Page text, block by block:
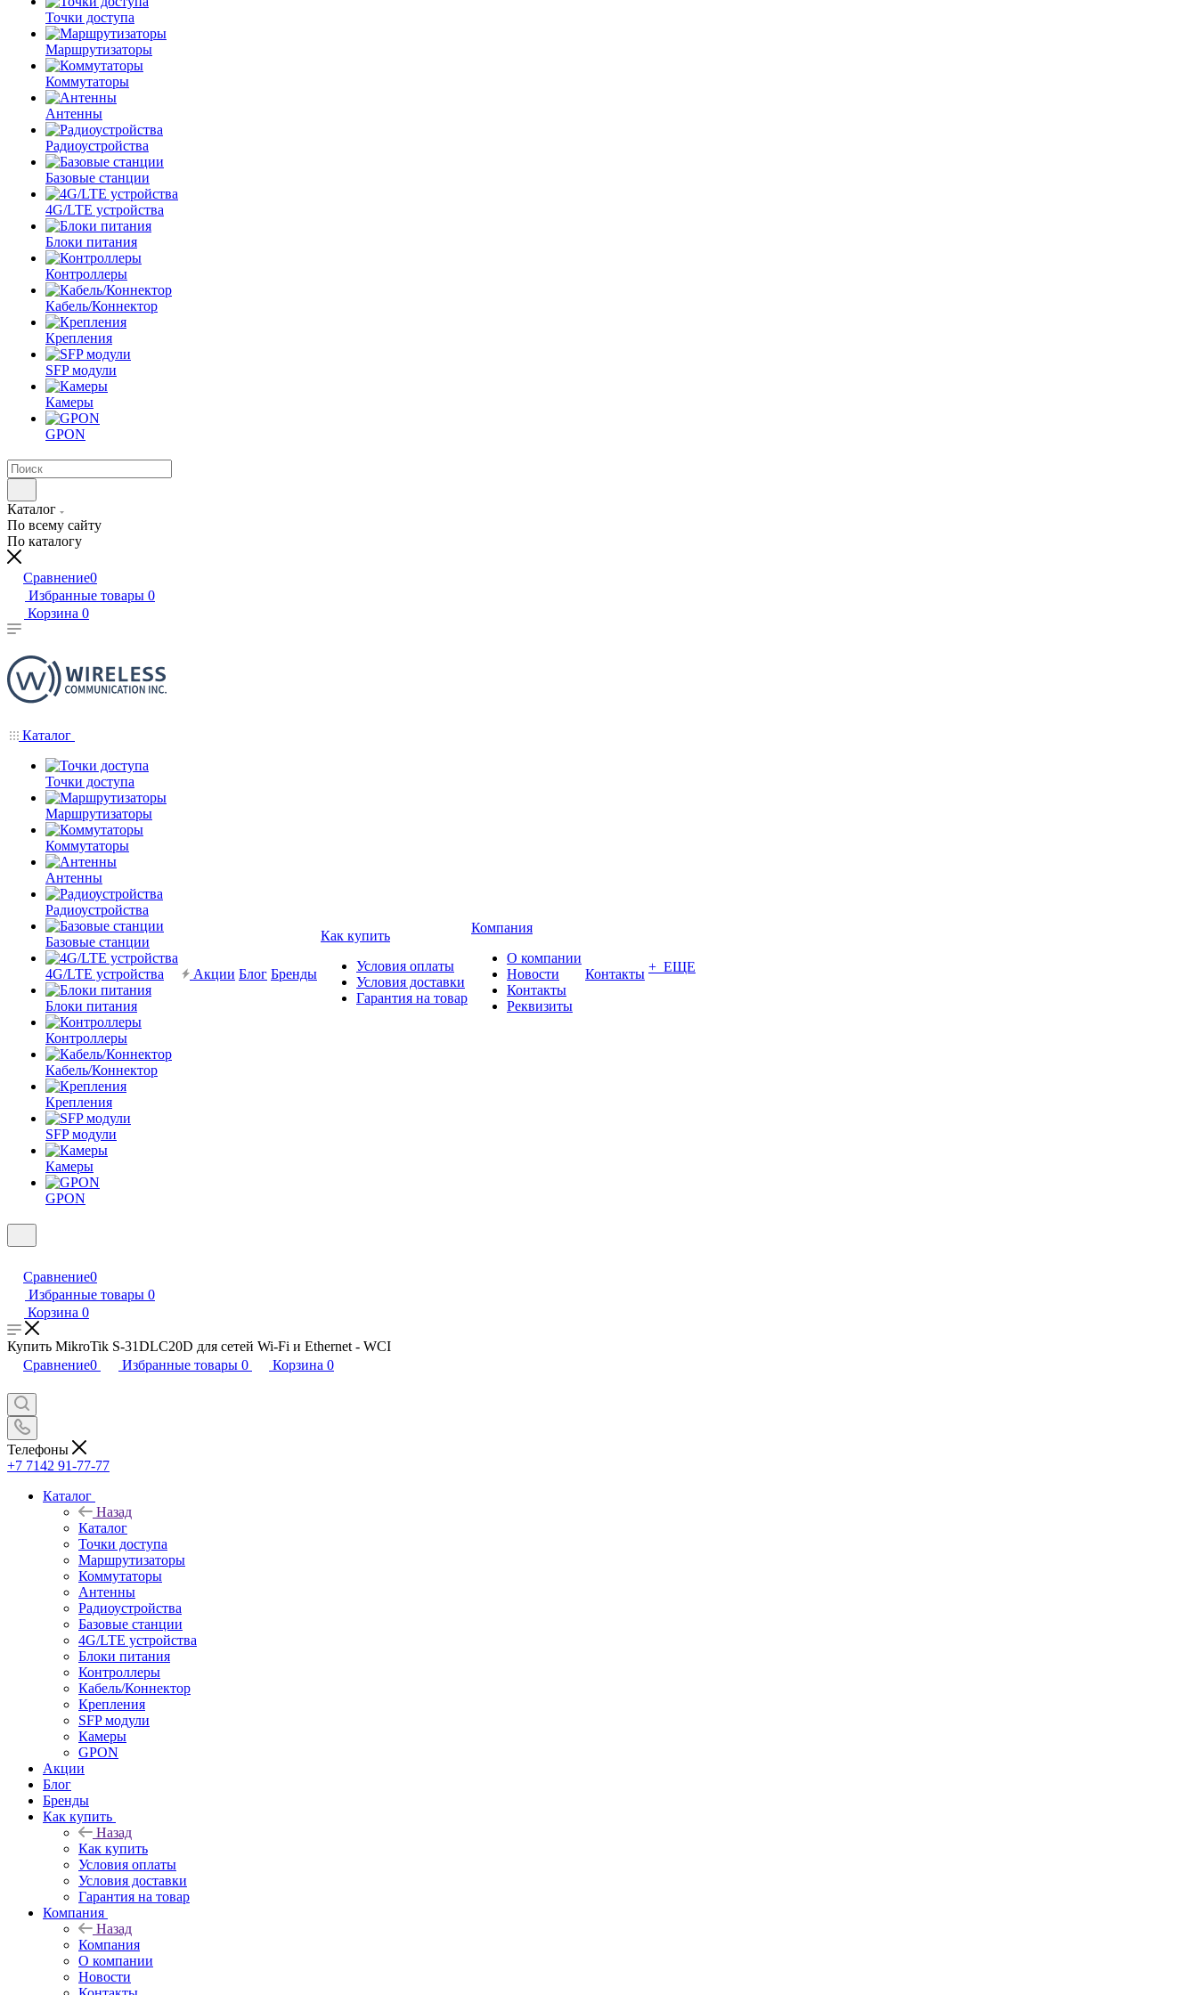
Точки доступа
Маршрутизаторы
Коммутаторы
Антенны
Радиоустройства
Базовые станции
4G/LTE устройства
Блоки питания
Контроллеры
Кабель/Коннектор
Крепления
SFP модули
Камеры
GPON
Каталог
По всему сайту
По каталогу
Сравнение0
Избранные товары 0
Корзина 0
Каталог
Точки доступа
Маршрутизаторы
Коммутаторы
Антенны
Радиоустройства
Базовые станции
4G/LTE устройства
Блоки питания
Контроллеры
Кабель/Коннектор
Крепления
SFP модули
Камеры
GPON
Акции Блог Бренды
Как купить
Условия оплаты
Условия доставки
Гарантия на товар
Компания
О компании
Новости
Контакты
Реквизиты
Контакты + ЕЩЕ
Сравнение0
Избранные товары 0
Корзина 0
Купить MikroTik S-31DLC20D для сетей Wi-Fi и Ethernet - WCI
Сравнение0 Избранные товары 0 Корзина 0
Телефоны
+7 7142 91-77-77
Каталог
Назад
Каталог
Точки доступа
Маршрутизаторы
Коммутаторы
Антенны
Радиоустройства
Базовые станции
4G/LTE устройства
Блоки питания
Контроллеры
Кабель/Коннектор
Крепления
SFP модули
Камеры
GPON
Акции
Блог
Бренды
Как купить
Назад
Как купить
Условия оплаты
Условия доставки
Гарантия на товар
Компания
Назад
Компания
О компании
Новости